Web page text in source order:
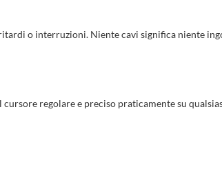
o interruzioni. Niente cavi significa niente
regolare e preciso praticamente su